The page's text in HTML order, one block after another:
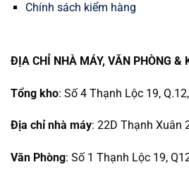
Chính sách kiểm hàng
ĐỊA CHỈ NHÀ MÁY, VĂN PHÒNG &
Tổng kho: Số 4 Thạnh Lộc 19,
Địa chỉ nhà máy: 22D Thạnh Xuân
Văn Phòng: Số 1 Thạnh Lộc 19,